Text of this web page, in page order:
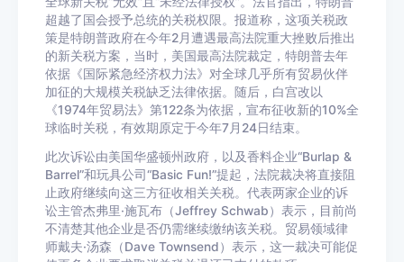
超越了国会授予总统的关税权限。报道称，这项关税政
策是特朗普政府在今年2月遭遇最高法院重大挫败后推出
的新关税方案，当时，美国最高法院裁定，特朗普去年
依据《国际紧急经济权力法》对全球几乎所有贸易伙伴
加征的大规模关税缺乏法律依据。随后，白宫改以
《1974年贸易法》第122条为依据，宣布征收新的10%全
球临时关税，有效期原定于今年7月24日结束。
此次诉讼由美国华盛顿州政府，以及香料企业“Burlap &
Barrel”和玩具公司“Basic Fun!”提起，法院裁决将直接阻
止政府继续向这三方征收相关关税。代表两家企业的诉
讼主管杰弗里·施瓦布（Jeffrey Schwab）表示，目前尚
不清楚其他企业是否仍需继续缴纳该关税。贸易领域律
师戴夫·汤森（Dave Townsend）表示，这一裁决可能促